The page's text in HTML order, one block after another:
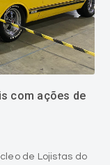
com ações de
de Lojistas do